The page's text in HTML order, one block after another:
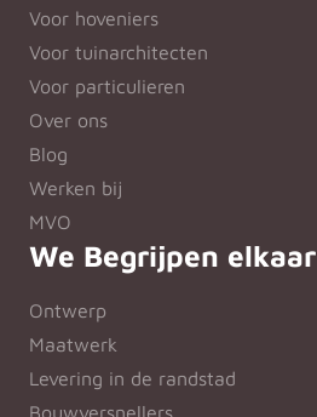
Voor hoveniers
Voor tuinarchitecten
Voor particulieren
Over ons
Blog
Werken bij
MVO
We Begrijpen elkaar
Ontwerp
Maatwerk
Levering in de randstad
Bouwversnellers